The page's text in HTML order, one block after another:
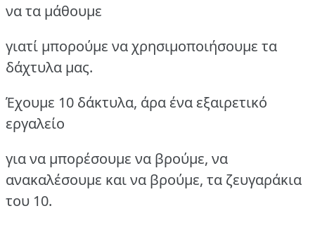
να τα μάθουμε
γιατί μπορούμε να χρησιμοποιήσουμε τα
δάχτυλα μας.
Έχουμε 10 δάκτυλα, άρα ένα εξαιρετικό
εργαλείο
για να μπορέσουμε να βρούμε, να
ανακαλέσουμε και να βρούμε, τα ζευγαράκια
του 10.